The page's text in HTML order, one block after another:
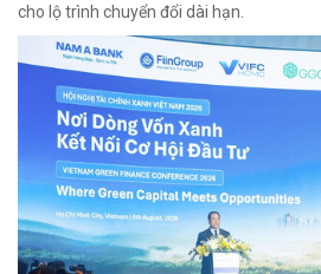
cho lộ trình chuyển đổi dài hạn.